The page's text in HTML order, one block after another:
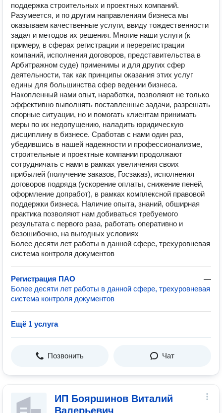
поддержка строительных и проектных компаний.
Разумеется, и по другим направлениям бизнеса мы
оказываем качественные услуги, ввиду тождественности
задач и методов их решения. Многие наши услуги (к
примеру, в сферах регистрации и перерегистрации
компаний, исполнения договоров, представительства в
Арбитражном суде) применимы и для других сфер
деятельности, так как принципы оказания этих услуг
едины для большинства сфер ведении бизнеса.
Накопленный нами опыт, наработки, позволяют не только
эффективно выполнять поставленные задачи, разрешать
спорные ситуации, но и помогать клиентам принимать
меры по их недопущению, наладить юридическую
дисциплину в бизнесе. Сработав с нами один раз,
убедившись в нашей надежности и профессионализме,
строительные и проектные компании продолжают
сотрудничать с нами в рамках увеличения своих
прибылей (получение заказов, Госзаказ), исполнения
договоров подряда (ускорение оплаты, снижение пеней,
оформление допработ), в рамках комплексной правовой
поддержки бизнеса. Наличие опыта, знаний, обширная
практика позволяют нам добиваться требуемого
результата с первого раза, работать оперативно и
безошибочно, на выгодных условиях
Более десяти лет работы в данной сфере, трехуровневая
система контроля документов
Регистрация ПАО
—
Более десяти лет работы в данной сфере, трехуровневая
система контроля документов
Ещё 1 услуга
Позвонить Чат
ИП Бояршинов Виталий
Валерьевич